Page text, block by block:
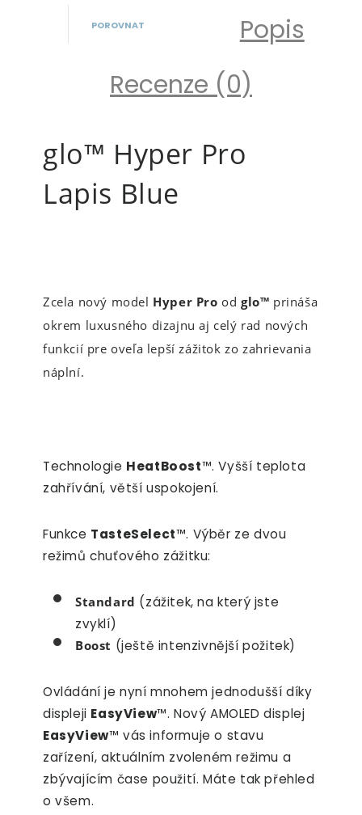
POROVNAT
Popis
Recenze (0)
glo™ Hyper Pro
Lapis Blue
Zcela nový model Hyper Pro odglo™ prináša
okrem luxusného dizajnu aj celý rad nových
funkcií pre oveľa lepší zážitok zo zahrievania
náplní.
Technologie HeatBoost™. Vyšší teplota
zahřívání, větší uspokojení.
Funkce TasteSelect™. Výběr ze dvou
režimů chuťového zážitku:
Standard (zážitek, na který jste
zvyklí)
Boost (ještě intenzivnější požitek)
Ovládání je nyní mnohem jednodušší díky
displeji EasyView™. Nový AMOLED displej
EasyView™ vás informuje o stavu
zařízení, aktuálním zvoleném režimu a
zbývajícím čase použití. Máte tak přehled
o všem.